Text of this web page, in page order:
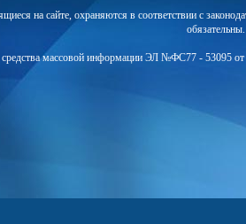
на сайте, охраняются в соответствии с
средства массовой информации ЭЛ №ФС77 - 53095